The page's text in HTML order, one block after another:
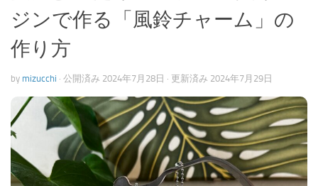
ジンで作る「風鈴チャーム」の
作り方
by mizucchi · 公開済み 2024年7月28日 · 更新済み 2024年7月29日